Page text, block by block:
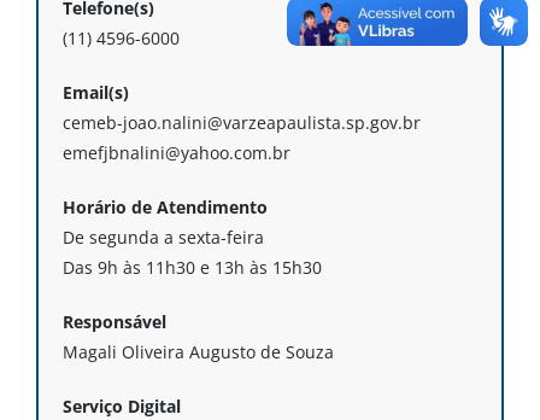
Telefone(s)
(11) 4596-6000
Email(s)
cemeb-joao.nalini@varzeapaulista.sp.gov.br
emefjbnalini@yahoo.com.br
Horário de Atendimento
De segunda a sexta-feira
Das 9h às 11h30 e 13h às 15h30
Responsável
Magali Oliveira Augusto de Souza
Serviço Digital